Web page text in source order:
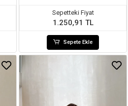
Sepetteki Fiyat
1.250,91 TL
Sepete Ekle